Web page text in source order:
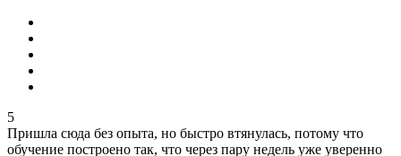
5
Пришла сюда без опыта, но быстро втянулась, потому что
обучение построено так, что через пару недель уже уверенно